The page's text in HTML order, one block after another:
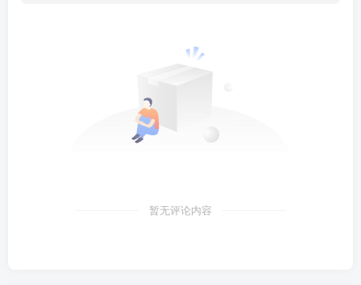
暂无评论内容